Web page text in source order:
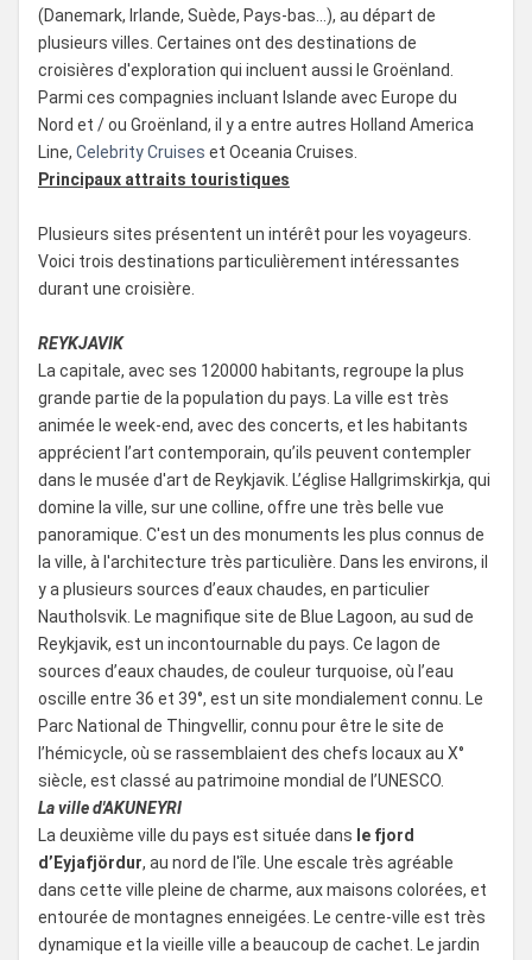
(Danemark, Irlande, Suède, Pays-bas...), au départ de
plusieurs villes. Certaines ont des destinations de
croisières d'exploration qui incluent aussi le Groënland.
Parmi ces compagnies incluant Islande avec Europe du
Nord et / ou Groënland, il y a entre autres Holland America
Line, Celebrity Cruises et Oceania Cruises.
Principaux attraits touristiques
Plusieurs sites présentent un intérêt pour les voyageurs.
Voici trois destinations particulièrement intéressantes
durant une croisière.
REYKJAVIK
La capitale, avec ses 120000 habitants, regroupe la plus
grande partie de la population du pays. La ville est très
animée le week-end, avec des concerts, et les habitants
apprécient l’art contemporain, qu’ils peuvent contempler
dans le musée d'art de Reykjavik. L’église Hallgrimskirkja, qui
domine la ville, sur une colline, offre une très belle vue
panoramique. C'est un des monuments les plus connus de
la ville, à l'architecture très particulière. Dans les environs, il
y a plusieurs sources d’eaux chaudes, en particulier
Nautholsvik. Le magnifique site de Blue Lagoon, au sud de
Reykjavik, est un incontournable du pays. Ce lagon de
sources d’eaux chaudes, de couleur turquoise, où l’eau
oscille entre 36 et 39°, est un site mondialement connu. Le
Parc National de Thingvellir, connu pour être le site de
l’hémicycle, où se rassemblaient des chefs locaux au X°
siècle, est classé au patrimoine mondial de l’UNESCO.
La ville d'AKUNEYRI
La deuxième ville du pays est située dans le fjord
d’Eyjafjördur, au nord de l'île. Une escale très agréable
dans cette ville pleine de charme, aux maisons colorées, et
entourée de montagnes enneigées. Le centre-ville est très
dynamique et la vieille ville a beaucoup de cachet. Le jardin